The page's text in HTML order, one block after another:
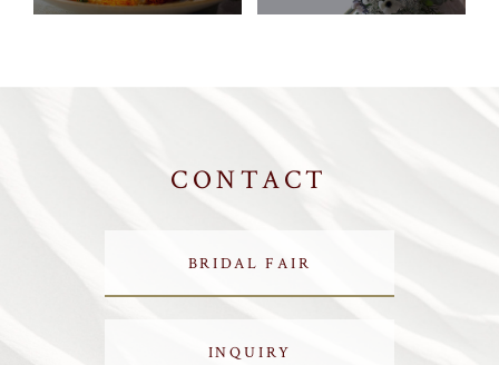
CONTACT
BRIDAL FAIR
INQUIRY